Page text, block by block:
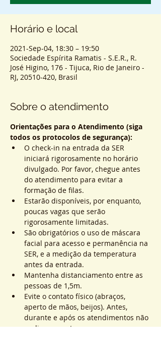
Horário e local
2021-Sep-04, 18:30 – 19:50
Sociedade Espírita Ramatis - S.E.R., R.
José Higino, 176 - Tijuca, Rio de Janeiro -
RJ, 20510-420, Brasil
Sobre o atendimento
Orientações para o Atendimento (siga
todos os protocolos de segurança):
O check-in na entrada da SER
iniciará rigorosamente no horário
divulgado. Por favor, chegue antes
do atendimento para evitar a
formação de filas.
Estarão disponíveis, por enquanto,
poucas vagas que serão
rigorosamente limitadas.
São obrigatórios o uso de máscara
facial para acesso e permanência na
SER, e a medição da temperatura
antes da entrada.
Mantenha distanciamento entre as
pessoas de 1,5m.
Evite o contato físico (abraços,
aperto de mãos, beijos). Antes,
durante e após os atendimentos não
realizaremos toques.